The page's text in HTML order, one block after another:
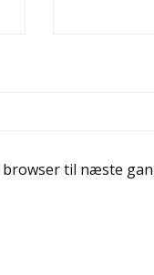
browser til næste